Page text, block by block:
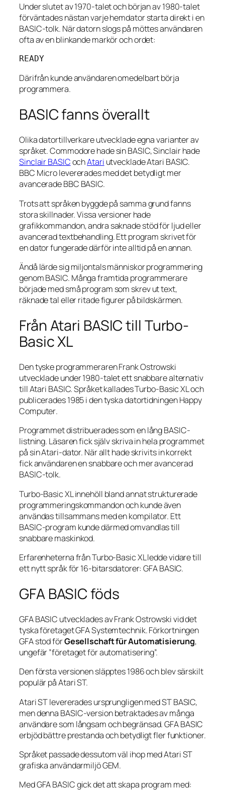
Under slutet av 1970-talet och början av 1980-talet
förväntades nästan varje hemdator starta direkt i en
BASIC-tolk. När datorn slogs på möttes användaren
ofta av en blinkande markör och ordet:
READY
Därifrån kunde användaren omedelbart börja
programmera.
BASIC fanns överallt
Olika datortillverkare utvecklade egna varianter av
språket. Commodore hade sin BASIC, Sinclair hade
Sinclair BASICochAtari utvecklade Atari BASIC.
BBC Micro levererades med det betydligt mer
avancerade BBC BASIC.
Trots att språken byggde på samma grund fanns
stora skillnader. Vissa versioner hade
grafikkommandon, andra saknade stöd för ljud eller
avancerad textbehandling. Ett program skrivet för
en dator fungerade därför inte alltid på en annan.
Ändå lärde sig miljontals människor programmering
genom BASIC. Många framtida programmerare
började med små program som skrev ut text,
räknade tal eller ritade figurer på bildskärmen.
Från Atari BASIC till Turbo-
Basic XL
Den tyske programmeraren Frank Ostrowski
utvecklade under 1980-talet ett snabbare alternativ
till Atari BASIC. Språket kallades Turbo-Basic XL och
publicerades 1985 i den tyska datortidningenHappy
Computer.
Programmet distribuerades som en lång BASIC-
listning. Läsaren fick själv skriva in hela programmet
på sin Atari-dator. När allt hade skrivits in korrekt
fick användaren en snabbare och mer avancerad
BASIC-tolk.
Turbo-Basic XL innehöll bland annat strukturerade
programmeringskommandon och kunde även
användas tillsammans med en kompilator. Ett
BASIC-program kunde därmed omvandlas till
snabbare maskinkod.
Erfarenheterna från Turbo-Basic XL ledde vidare till
ett nytt språk för 16-bitarsdatorer: GFA BASIC.
GFA BASIC föds
GFA BASIC utvecklades av Frank Ostrowski vid det
tyska företaget GFA Systemtechnik. Förkortningen
GFA stod förGesellschaft für Automatisierung,
ungefär ”företaget för automatisering”.
Den första versionen släpptes 1986 och blev särskilt
populär på Atari ST.
Atari ST levererades ursprungligen med ST BASIC,
men denna BASIC-version betraktades av många
användare som långsam och begränsad. GFA BASIC
erbjöd bättre prestanda och betydligt fler funktioner.
Språket passade dessutom väl ihop med Atari ST
grafiska användarmiljö GEM.
Med GFA BASIC gick det att skapa program med: